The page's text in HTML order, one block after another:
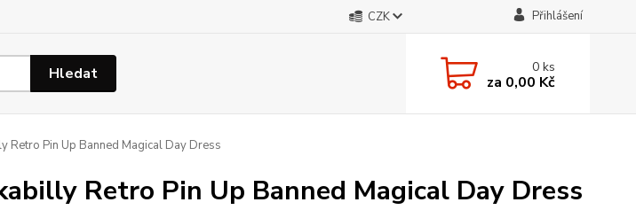
CZK Přihlášení
Hledat 0ks
za 0,00 Kč
Retro Pin Up Banned Magical Day Dress
Retro Pin Up Banned Magical Day Dress